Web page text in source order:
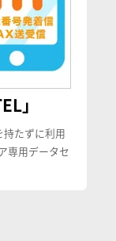
」
たずに利用
専用データセ